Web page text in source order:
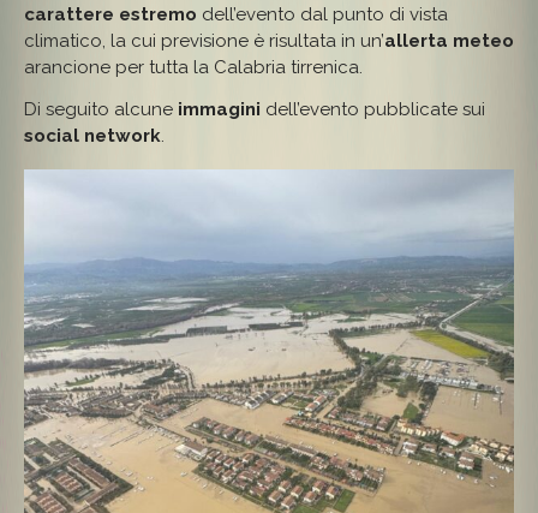
carattere estremo dell’evento dal punto di vista
climatico, la cui previsione è risultata in un’allerta meteo
arancione per tutta la Calabria tirrenica.
Di seguito alcune immagini dell’evento pubblicate sui
social network.